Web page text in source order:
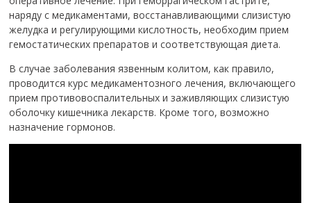
наряду с медикаментами, восстанавливающими слизистую
желудка и регулирующими кислотность, необходим прием
гемостатических препаратов и соответствующая диета.
В случае заболевания язвенным колитом, как правило,
проводится курс медикаментозного лечения, включающего
прием противовоспалительных и заживляющих слизистую
оболочку кишечника лекарств. Кроме того, возможно
назначение гормонов.